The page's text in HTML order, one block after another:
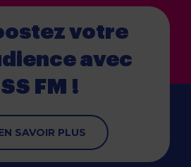
votre
avec
FM !
SAVOIR PLUS